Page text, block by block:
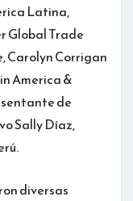
Latina,
Global Trade
Carolyn Corrigan
America &
de
Sally Díaz,
diversas